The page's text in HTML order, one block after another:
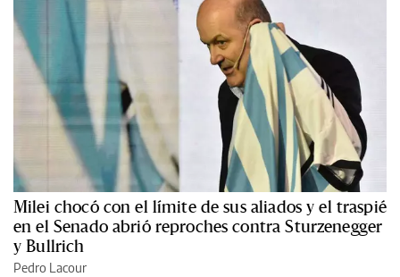
Milei chocó con el límite de sus aliados y el traspié
en el Senado abrió reproches contra Sturzenegger
y Bullrich
Pedro Lacour